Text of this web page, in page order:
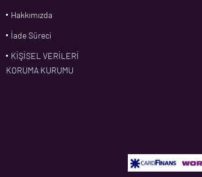
Hakkımızda
İade Süreci
KİŞİSEL VERİLERİ
KORUMA KURUMU